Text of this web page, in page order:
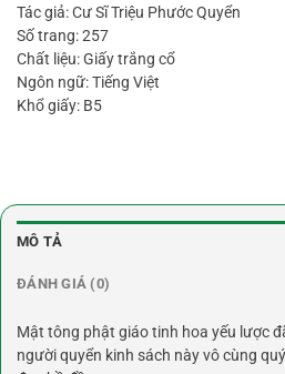
Tác giả: Cư Sĩ Triệu Phước Quyển
Số trang: 257
Chất liệu: Giấy trắng cổ
Ngôn ngữ: Tiếng Việt
Khổ giấy: B5
MÔ TẢ
ĐÁNH GIÁ (0)
Mật tông phật giáo tinh hoa yếu lược
người quyển kinh sách này vô cùng